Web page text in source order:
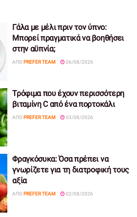
Γάλα με μέλι πριν τον ύπνο:
Μπορεί πραγματικά να βοηθήσει
στην αϋπνία;
ΑΠΌ PREFER TEAM 06/08/2026
Τρόφιμα που έχουν περισσότερη
βιταμίνη C από ένα πορτοκάλι
ΑΠΌ PREFER TEAM 03/08/2026
Φραγκόσυκα: Όσα πρέπει να
γνωρίζετε για τη διατροφική τους
αξία
ΑΠΌ PREFER TEAM 02/08/2026